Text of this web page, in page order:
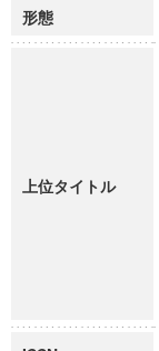
形態
上位タイトル